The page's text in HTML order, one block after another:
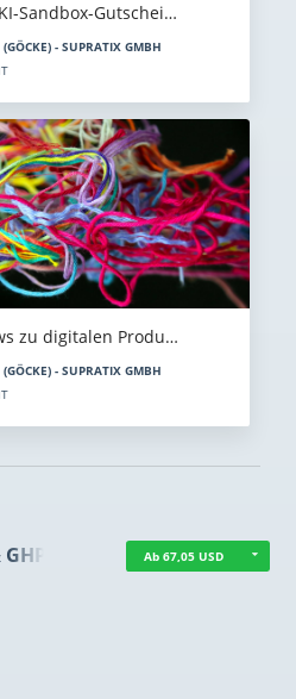
Sandbox-Gutschei…
- SUPRATIX GMBH
zu digitalen Produ…
- SUPRATIX GMBH
Ab 67,05 USD